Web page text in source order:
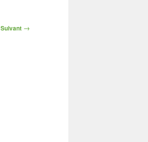
Suivant →